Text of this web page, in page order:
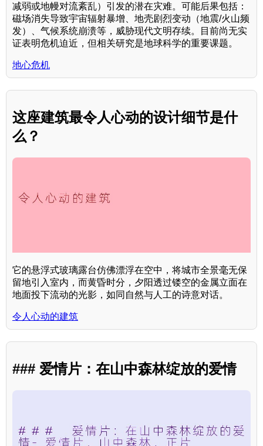
减弱或地幔对流紊乱）引发的潜在灾难。可能后果包括：
磁场消失导致宇宙辐射暴增、地壳剧烈变动（地震/火山频
发）、气候系统崩溃等，威胁现代文明存续。目前尚无实
证表明危机迫近，但相关研究是地球科学的重要课题。
地心危机
这座建筑最令人心动的设计细节是什
么？
它的悬浮式玻璃露台仿佛漂浮在空中，将城市全景毫无保
留地引入室内，而黄昏时分，夕阳透过镂空的金属立面在
地面投下流动的光影，如同自然与人工的诗意对话。
令人心动的建筑
### 爱情片：在山中森林绽放的爱情